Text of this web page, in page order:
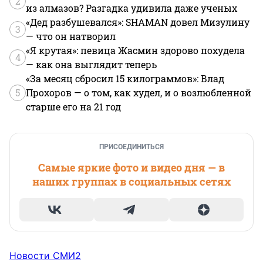
из алмазов? Разгадка удивила даже ученых
3
«Дед разбушевался»: SHAMAN довел Мизулину
— что он натворил
4
«Я крутая»: певица Жасмин здорово похудела
— как она выглядит теперь
5
«За месяц сбросил 15 килограммов»: Влад
Прохоров — о том, как худел, и о возлюбленной
старше его на 21 год
ПРИСОЕДИНИТЬСЯ
Самые яркие фото и видео дня — в
наших группах в социальных сетях
Новости СМИ2